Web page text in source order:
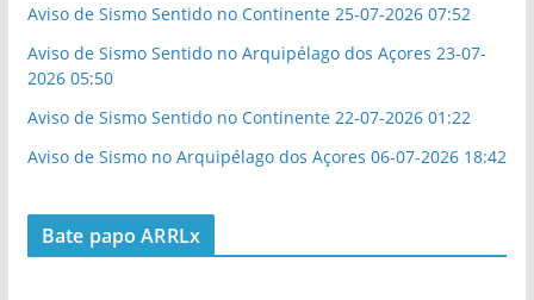
Aviso de Sismo Sentido no Continente 25-07-2026 07:52
Aviso de Sismo Sentido no Arquipélago dos Açores 23-07-
2026 05:50
Aviso de Sismo Sentido no Continente 22-07-2026 01:22
Aviso de Sismo no Arquipélago dos Açores 06-07-2026 18:42
Bate papo ARRLx